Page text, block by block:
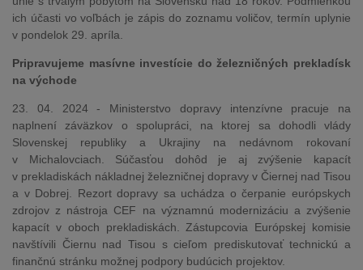
ich účasti vo voľbách je zápis do zoznamu voličov, termín uplynie
v pondelok 29. apríla.
Pripravujeme masívne investície do železničných prekladísk
na východe
23. 04. 2024 - Ministerstvo dopravy intenzívne pracuje na
naplnení záväzkov o spolupráci, na ktorej sa dohodli vlády
Slovenskej republiky a Ukrajiny na nedávnom rokovaní
v Michalovciach. Súčasťou dohôd je aj zvýšenie kapacít
v prekladiskách nákladnej železničnej dopravy v Čiernej nad Tisou
a v Dobrej. Rezort dopravy sa uchádza o čerpanie európskych
zdrojov z nástroja CEF na významnú modernizáciu a zvýšenie
kapacít v oboch prekladiskách. Zástupcovia Európskej komisie
navštívili Čiernu nad Tisou s cieľom prediskutovať technickú a
finančnú stránku možnej podpory budúcich projektov.